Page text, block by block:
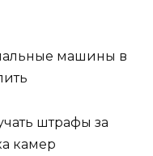
машины в
штрафы за
камер